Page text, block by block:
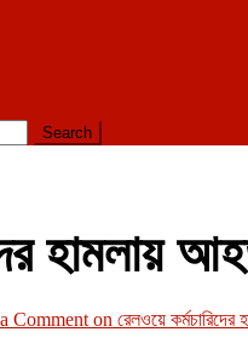
হামলায়
Comment on রেলওয়ে